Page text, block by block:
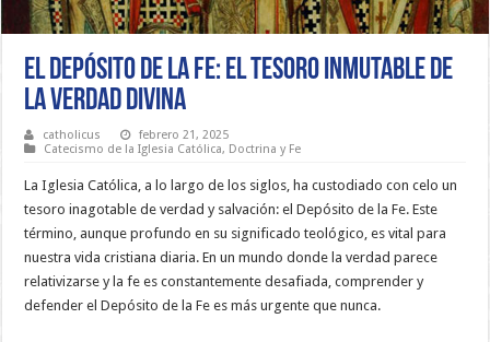
El Depósito de la Fe: El Tesoro Inmutable de
la Verdad Divina
catholicus
febrero 21, 2025
Catecismo de la Iglesia Católica, Doctrina y Fe
La Iglesia Católica, a lo largo de los siglos, ha custodiado con celo un
tesoro inagotable de verdad y salvación: el Depósito de la Fe. Este
término, aunque profundo en su significado teológico, es vital para
nuestra vida cristiana diaria. En un mundo donde la verdad parece
relativizarse y la fe es constantemente desafiada, comprender y
defender el Depósito de la Fe es más urgente que nunca.